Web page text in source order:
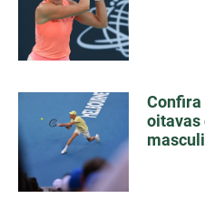
Confira
oitavas